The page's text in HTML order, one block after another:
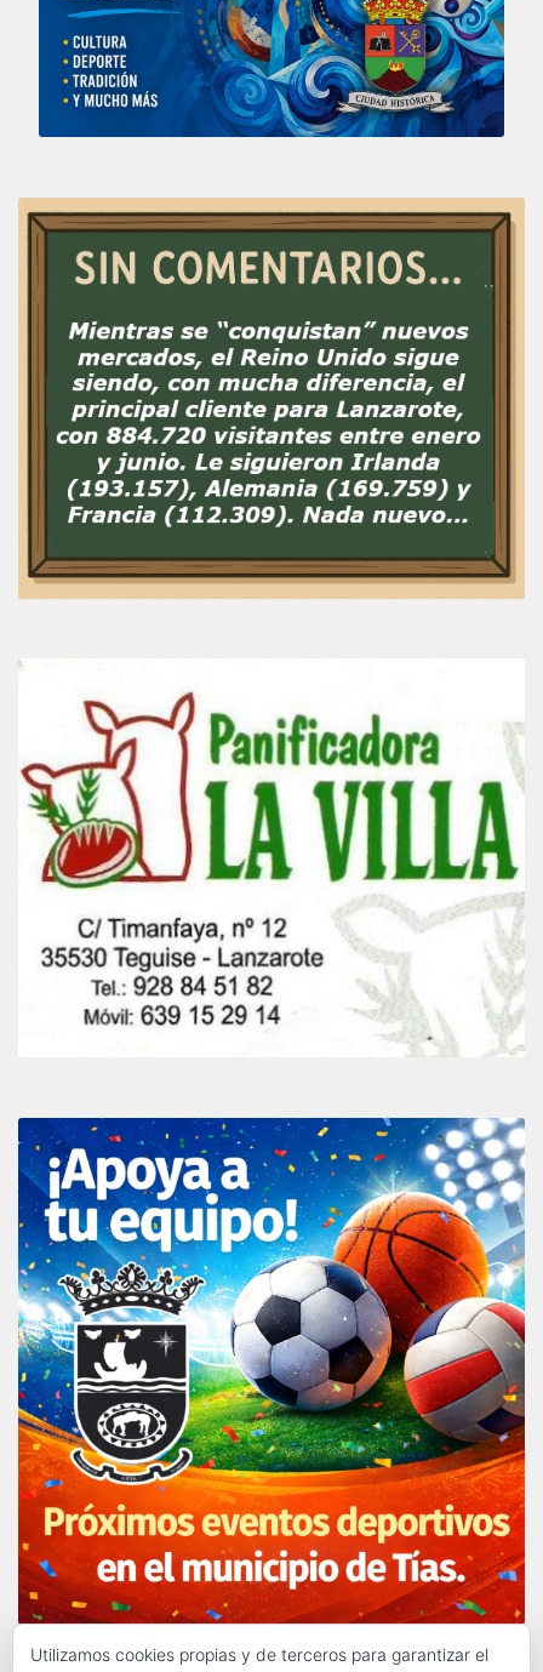
Utilizamos cookies propias y de terceros para garantizar el